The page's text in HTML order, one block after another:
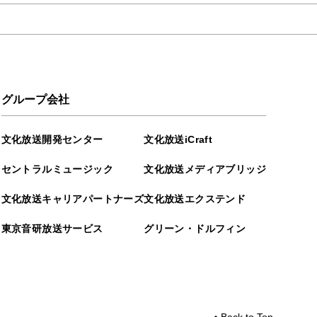
グループ会社
文化放送開発センター
セントラルミュージック
文化放送キャリアパートナーズ
東京音研放送サービス
文化放送iCraft
文化放送メディアブリッジ
文化放送エクステンド
グリーン・ドルフィン